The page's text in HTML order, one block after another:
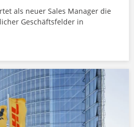
als neuer Sales Manager die
Geschäftsfelder in